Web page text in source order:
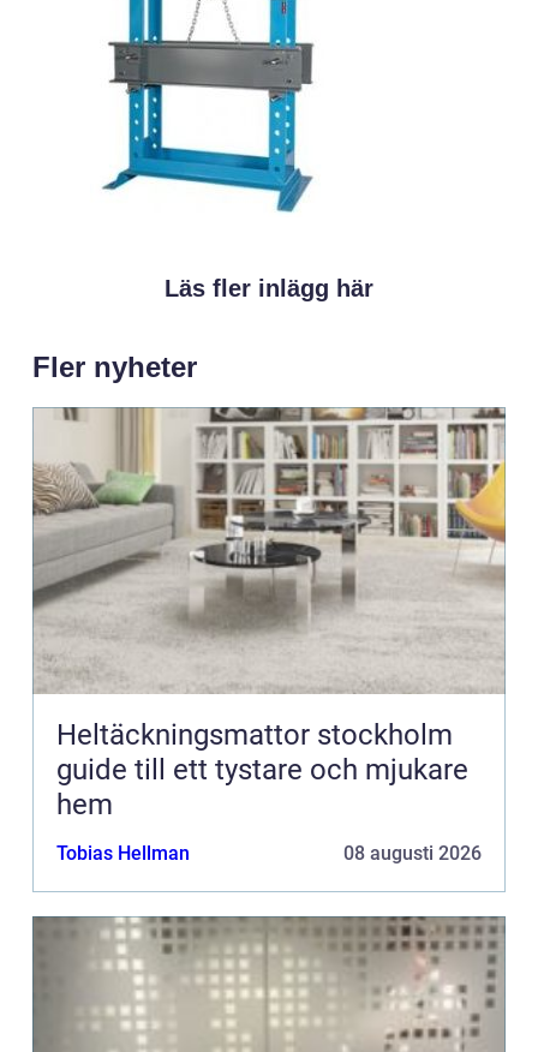
Läs fler inlägg här
Fler nyheter
Heltäckningsmattor stockholm
guide till ett tystare och mjukare
hem
Tobias Hellman 08 augusti 2026